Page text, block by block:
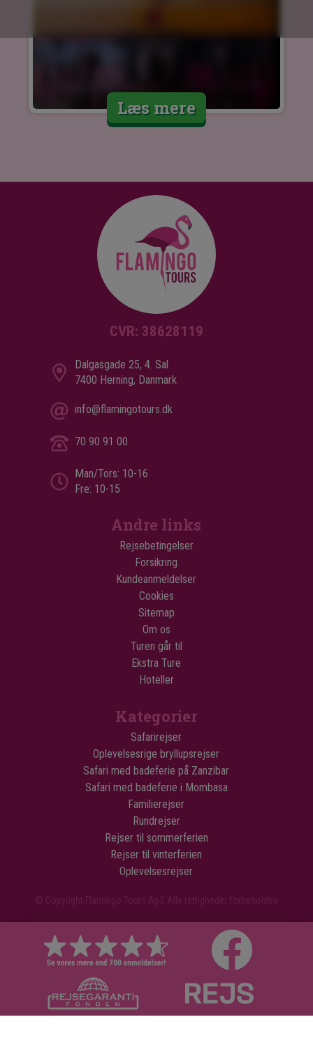
Læs mere
CVR: 38628119
Dalgasgade 25, 4. Sal
7400 Herning, Danmark
info@flamingotours.dk
70 90 91 00
Man/Tors: 10-16
Fre: 10-15
Andre links
Rejsebetingelser
Forsikring
Kundeanmeldelser
Cookies
Sitemap
Om os
Turen går til
Ekstra Ture
Hoteller
Kategorier
Safarirejser
Oplevelsesrige bryllupsrejser
Safari med badeferie på Zanzibar
Safari med badeferie i Mombasa
Familierejser
Rundrejser
Rejser til sommerferien
Rejser til vinterferien
Oplevelsesrejser